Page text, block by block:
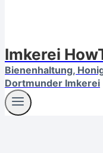
Imkerei
Bienenhaltung,
Dortmunder Imkerei